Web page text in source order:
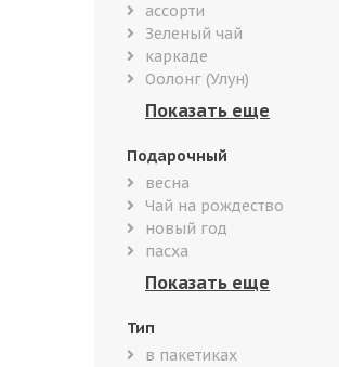
ассорти
Зеленый чай
каркаде
Оолонг (Улун)
Подарочный
весна
Чай на рождество
новый год
пасха
Тип
в пакетиках